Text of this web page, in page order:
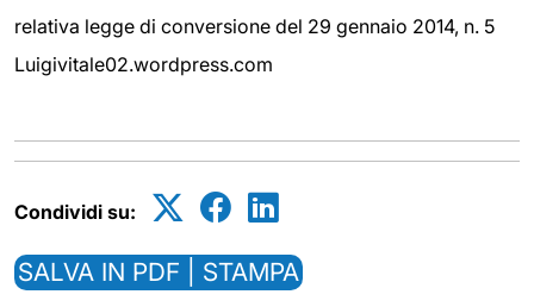
relativa legge di conversione del 29 gennaio 2014, n. 5
Luigivitale02.wordpress.com
Condividi su:
SALVA IN PDF | STAMPA